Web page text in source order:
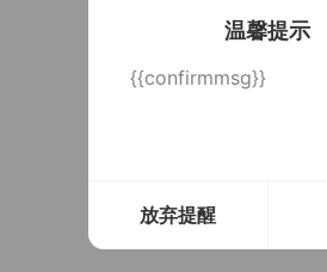
温馨提示
{{confirmmsg}}
放弃提醒